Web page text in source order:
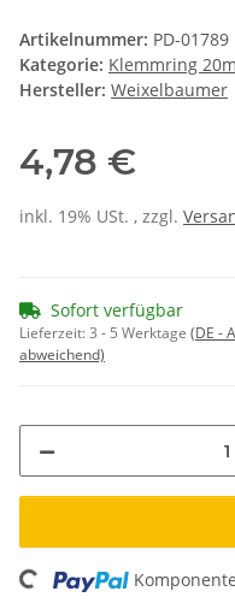
Artikelnummer: PD-01789
Kategorie: Klemmring
Hersteller: Weixelbaumer
4,78 €
inkl. 19% USt. , zzgl.
Sofort verfügbar
Lieferzeit:3 - 5 Werktage (DE -
abweichend)